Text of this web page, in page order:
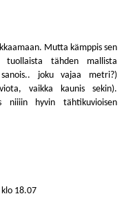
Mutta kämppis sen
tähden mallista
joku vajaa metri?)
vaikka kaunis sekin).
niiiin hyvin tähtikuvioisen
18.07